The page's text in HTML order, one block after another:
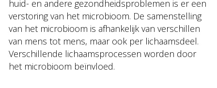
huid- en andere gezondheidsproblemen is er een
verstoring van het microbioom. De samenstelling
van het microbioom is afhankelijk van verschillen
van mens tot mens, maar ook per lichaamsdeel.
Verschillende lichaamsprocessen worden door
het microbioom beïnvloed.